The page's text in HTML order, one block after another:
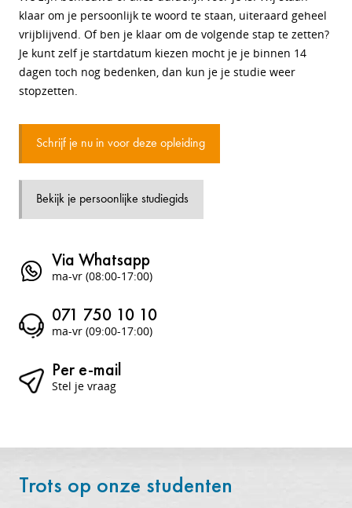
klaar om je persoonlijk te woord te staan, uiteraard geheel
vrijblijvend. Of ben je klaar om de volgende stap te zetten?
Je kunt zelf je startdatum kiezen mocht je je binnen 14
dagen toch nog bedenken, dan kun je je studie weer
stopzetten.
Schrijf je nu in voor deze opleiding
Bekijk je persoonlijke studiegids
Via Whatsapp
ma-vr (08:00-17:00)
071 750 10 10
ma-vr (09:00-17:00)
Per e-mail
Stel je vraag
Trots op onze studenten